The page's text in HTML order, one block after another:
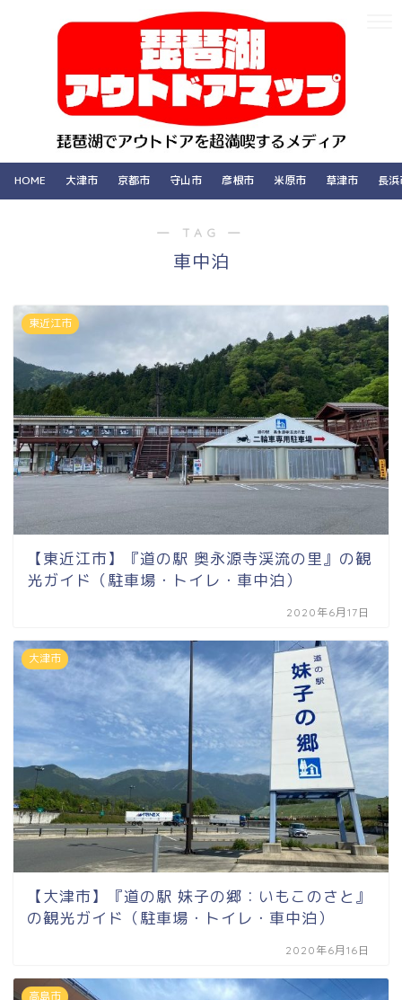
HOME 大津市 京都市 守山市 彦根市 米原市 草津市 長
― TAG ―
車中泊
東近江市
【東近江市】『道の駅 奥永源寺渓流の里』の観
光ガイド（駐車場・トイレ・車中泊）
2020年6月17日
大津市
【大津市】『道の駅 妹子の郷：いもこのさと』
の観光ガイド（駐車場・トイレ・車中泊）
2020年6月16日
高島市